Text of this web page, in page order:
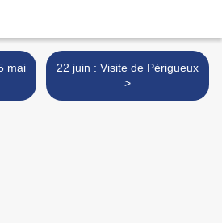
22 juin : Visite de Périgueux
>